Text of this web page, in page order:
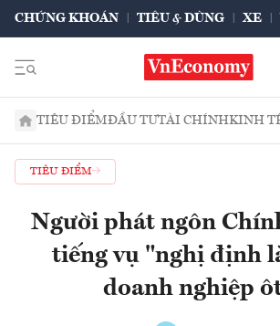
CHỨNG KHOÁN TIÊU & DÙNG XE
TIÊU ĐIỂMĐẦU TƯTÀI CHÍNHKINH
TIÊU ĐIỂM
Người phát ngôn
tiếng vụ "nghị định
doanh nghiệp